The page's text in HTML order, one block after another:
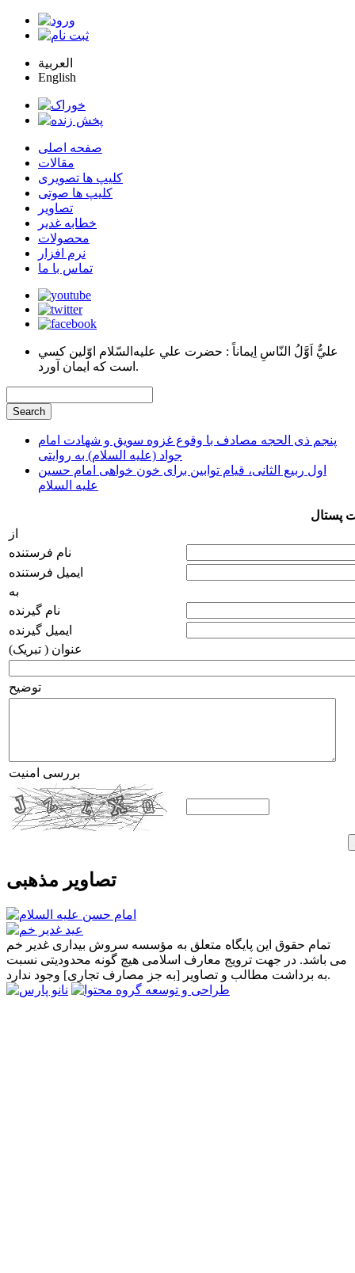
العربية
English
صفحه اصلی
مقالات
کلیپ ها تصویری
کلیپ ها صوتی
تصاویر
خطابه غدیر
محصولات
نرم افزار
تماس با ما
عليٌّ اَوَّلُ النّاسِ اِيماناً : حضرت علي عليه‌السّلام اوّلين كسي
است كه ايمان آورد.
پنجم ذی الحجه مصادف با وقوع غزوه سویق و شهادت امام
جواد (علیه السلام) به روایتی
اول ربیع الثانی، قیام توابین برای خون خواهی امام حسین
علیه السلام
پستال
از
نام فرستنده
ایمیل فرستنده
به
نام گیرنده
ایمیل گیرنده
عنوان ( تبریک)
توضیح
بررسی امنیت
تصاویر مذهبی
تمام حقوق این پایگاه متعلق به مؤسسه سروش بیداری غدیر خم
می باشد. در جهت ترویج معارف اسلامی هیچ گونه محدودیتی نسبت
به برداشت مطالب و تصاویر [به جز مصارف تجاری] وجود ندارد.